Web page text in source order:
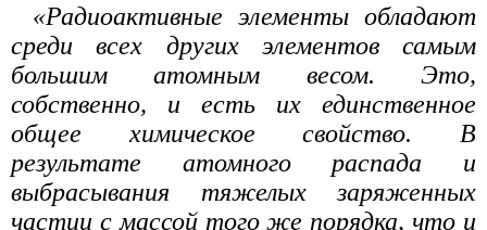
«Радиоактивные элементы обладают
среди всех других элементов самым
большим атомным весом. Это,
собственно, и есть их единственное
общее химическое свойство. В
результате атомного распада и
выбрасывания тяжелых заряженных
частиц с массой того же порядка, что и